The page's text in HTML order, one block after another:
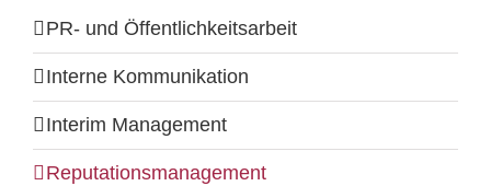
PR- und Öffentlichkeitsarbeit
Interne Kommunikation
Interim Management
Reputationsmanagement